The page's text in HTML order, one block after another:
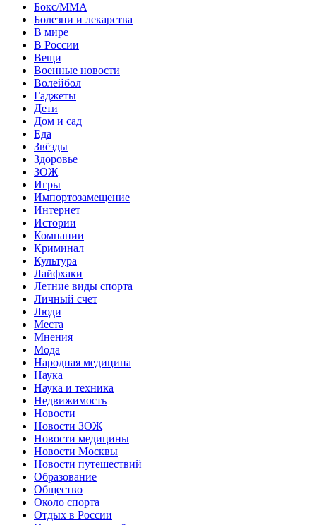
Бокс/MMA
Болезни и лекарства
В мире
В России
Вещи
Военные новости
Волейбол
Гаджеты
Дети
Дом и сад
Еда
Звёзды
Здоровье
ЗОЖ
Игры
Импортозамещение
Интернет
Истории
Компании
Криминал
Культура
Лайфхаки
Летние виды спорта
Личный счет
Люди
Места
Мнения
Мода
Народная медицина
Наука
Наука и техника
Недвижимость
Новости
Новости ЗОЖ
Новости медицины
Новости Москвы
Новости путешествий
Образование
Общество
Около спорта
Отдых в России